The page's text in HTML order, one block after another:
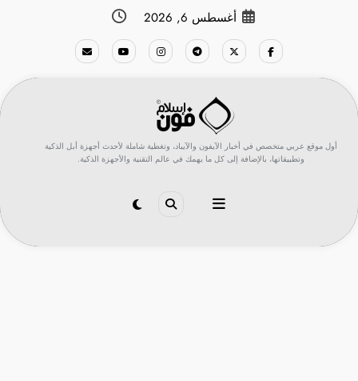
أغسطس 6, 2026
أول موقع عربي متخصص في أخبار الآيفون والآيباد، وتغطية شاملة لأحدث أجهزة أبل الذكية
وتطبيقاتها، بالإضافة إلى كل ما يهمك في عالم التقنية والأجهزة الذكية.